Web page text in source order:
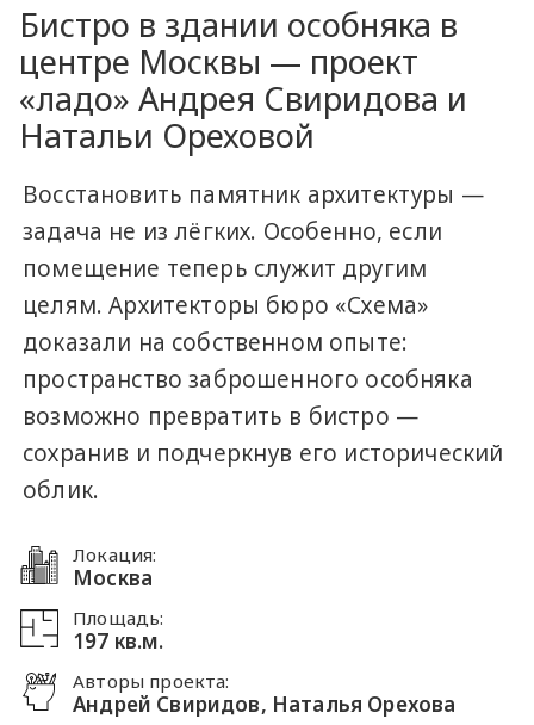
Бистро в здании особняка в
центре Москвы — проект
«ладо» Андрея Свиридова и
Натальи Ореховой
Восстановить памятник архитектуры —
задача не из лёгких. Особенно, если
помещение теперь служит другим
целям. Архитекторы бюро «Схема»
доказали на собственном опыте:
пространство заброшенного особняка
возможно превратить в бистро —
сохранив и подчеркнув его исторический
облик.
Локация:
Москва
Площадь:
197 кв.м.
Авторы проекта:
Андрей Свиридов, Наталья Орехова